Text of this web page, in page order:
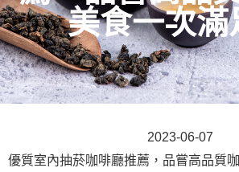
美食一次滿
2023-06-07
優質室內抽菸咖啡廳推薦，品嘗高品質